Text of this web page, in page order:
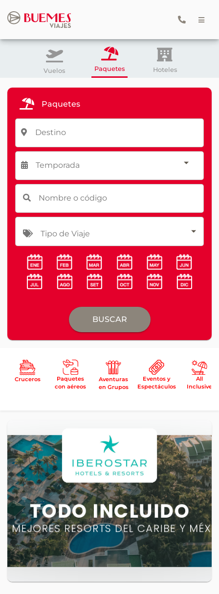
Vuelos Paquetes Hoteles
Paquetes
Temporada
Tipo de Viaje
BUSCAR
Cruceros
Paquetes
con aéreos
Aventuras
en Grupos
Eventos y
Espectáculos
All
Inclusive